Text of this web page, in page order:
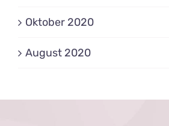
Oktober 2020
August 2020